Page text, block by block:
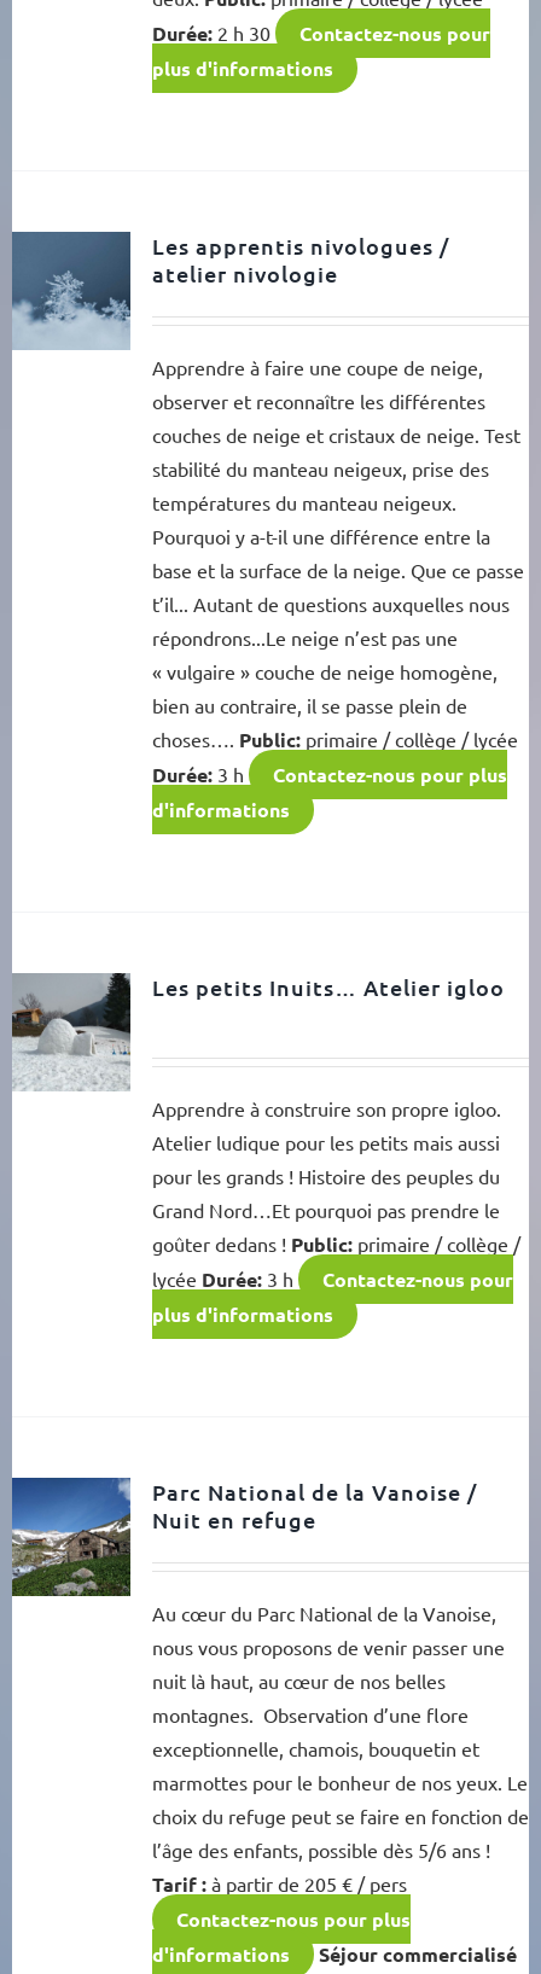
Durée:2 h 30
Contactez-nous pour
plus d'informations
Les apprentis nivologues /
atelier nivologie
Apprendre à faire une coupe de neige,
observer et reconnaître les différentes
couches de neige et cristaux de neige. Test
stabilité du manteau neigeux, prise des
températures du manteau neigeux.
Pourquoi y a-t-il une différence entre la
base et la surface de la neige. Que ce passe
t’il... Autant de questions auxquelles nous
répondrons...Le neige n’est pas une
« vulgaire » couche de neige homogène,
bien au contraire, il se passe plein de
choses…. Public:primaire / collège / lycée
Durée:3 h
Contactez-nous pour plus
d'informations
Les petits Inuits… Atelier igloo
Apprendre à construire son propre igloo.
Atelier ludique pour les petits mais aussi
pour les grands ! Histoire des peuples du
Grand Nord…Et pourquoi pas prendre le
goûter dedans ! Public:primaire / collège /
lycée Durée:3 h
Contactez-nous pour
plus d'informations
Parc National de la Vanoise /
Nuit en refuge
Au cœur du Parc National de la Vanoise,
nous vous proposons de venir passer une
nuit là haut, au cœur de nos belles
montagnes. Observation d’une flore
exceptionnelle, chamois, bouquetin et
marmottes pour le bonheur de nos yeux. Le
choix du refuge peut se faire en fonction de
l’âge des enfants, possible dès 5/6 ans !
Tarif :à partir de 205 € / pers
Contactez-nous pour plus
d'informations
Séjour commercialisé